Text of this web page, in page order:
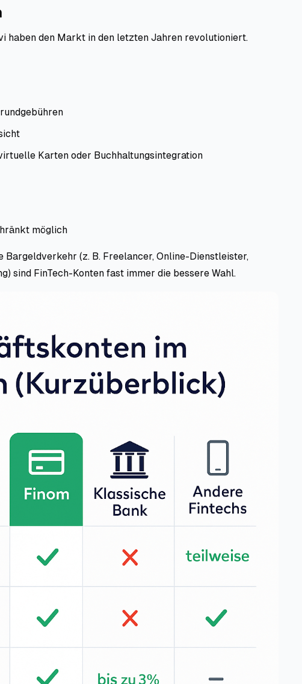
haben den Markt in den letzten Jahren revolutioniert.
Karten oder Buchhaltungsintegration
möglich
Bargeldverkehr (z. B. Freelancer, Online-Dienstleister,
sind FinTech-Konten fast immer die bessere Wahl.